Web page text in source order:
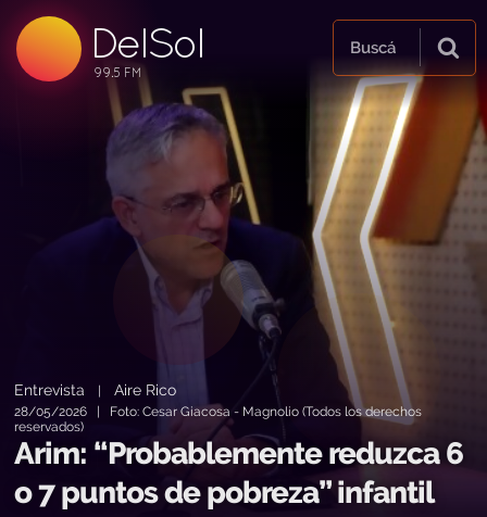
DelSol
99.5 FM
Buscá
Entrevista |Aire Rico
28/05/2026 | Foto: Cesar Giacosa - Magnolio (Todos los derechos
reservados)
Arim: “Probablemente reduzca 6
o 7 puntos de pobreza” infantil